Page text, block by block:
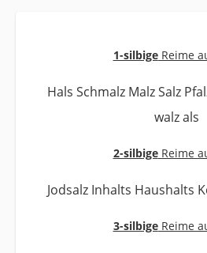
1-silbigeReime
Hals Schmalz Malz Salz
walz als
2-silbigeReime
Jodsalz Inhalts Haushalts
3-silbigeReime